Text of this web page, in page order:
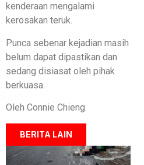
kenderaan mengalami
kerosakan teruk.
Punca sebenar kejadian masih
belum dapat dipastikan dan
sedang disiasat oleh pihak
berkuasa.
Oleh Connie Chieng
BERITA LAIN